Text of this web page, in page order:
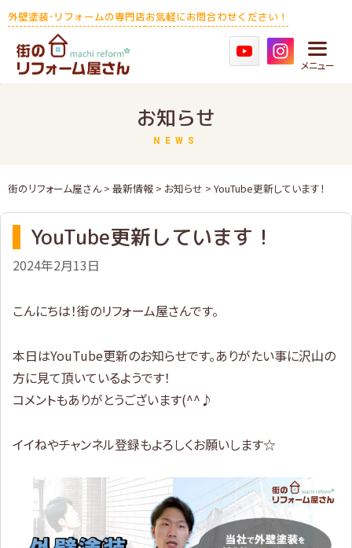
Skip
to
content
外壁塗装･リフォームの専門店お気軽にお問合わせください！
メニュー
お知らせ
NEWS
街のリフォーム屋さん> 最新情報 > お知らせ > YouTube更新しています！
YouTube更新しています！
2024年2月13日
こんにちは！街のリフォーム屋さんです。
本日はYouTube更新のお知らせです。ありがたい事に沢山の
方に見て頂いているようです！
コメントもありがとうございます(^^♪
イイねやチャンネル登録もよろしくお願いします☆